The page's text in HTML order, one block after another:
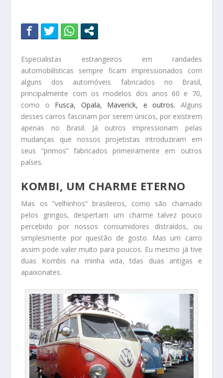
Especialistas estrangeiros em raridades
automobilísticas sempre ficam impressionados com
alguns dos automóveis fabricados no Brasil,
principalmente com os modelos dos anos 60 e 70,
como o Fusca, Opala, Maverick, e outros. Alguns
desses carros fascinam por serem únicos, por existirem
apenas no Brasil. Já outros impressionam pelas
mudanças que nossos projetistas introduziram em
seus “primos” fabricados primeiramente em outros
países.
KOMBI, UM CHARME ETERNO
Mas os “velhinhos” brasileiros, como são chamado
pelos gringos, despertam um charme talvez pouco
percebido por nossos consumidores distraídos, ou
simplesmente por questão de gosto. Mas um carro
assim pode valer muito para poucos. Eu mesmo já tive
duas Kombis na minha vida, tdas duas antigas e
apaixonates.